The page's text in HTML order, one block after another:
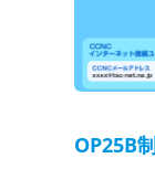
OP25B